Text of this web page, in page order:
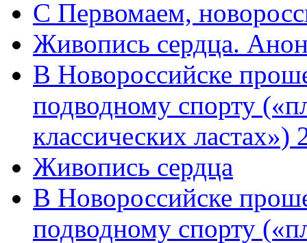
C Первомаем,
Живопись сердца.
В Новороссийске
подводному спорту
классических
Живопись сердца
В Новороссийске
подводному спорту